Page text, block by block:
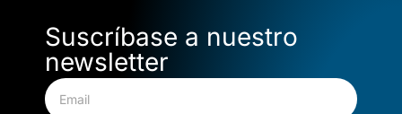
Suscríbase a nuestro
newsletter